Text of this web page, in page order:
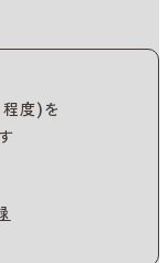
度)を